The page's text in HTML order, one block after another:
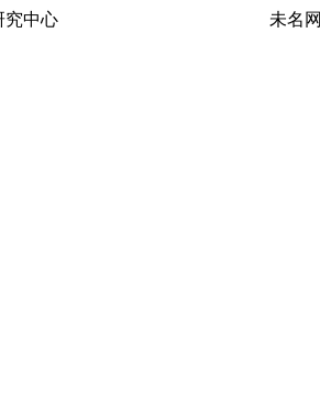
习研究中心 未名网